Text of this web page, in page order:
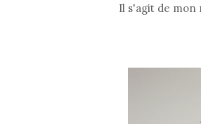
Il s'agit de mon